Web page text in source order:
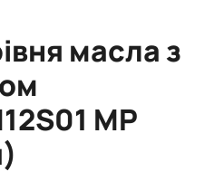
масла з
MP